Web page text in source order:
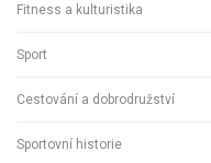
Fitness a kulturistika
Sport
Cestování a dobrodružství
Sportovní historie